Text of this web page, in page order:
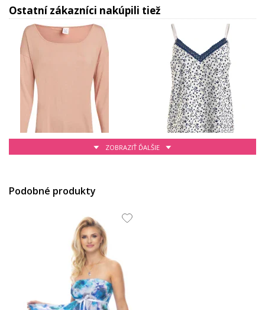
Ostatní zákazníci nakúpili tiež
31.49 EUR
ZOBRAZIŤ ĎALŠIE
Podobné produkty